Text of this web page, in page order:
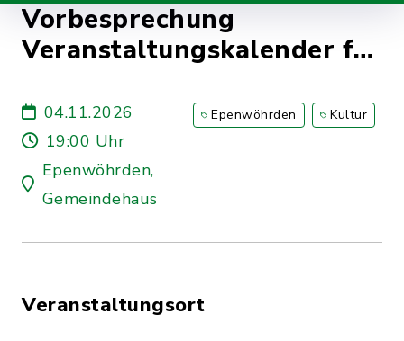
Vorbesprechung
Veranstaltungskalender für
04.11.2026
19:00 Uhr
Epenwöhrden,
Gemeindehaus
Epenwöhrden Kultur
Veranstaltungsort